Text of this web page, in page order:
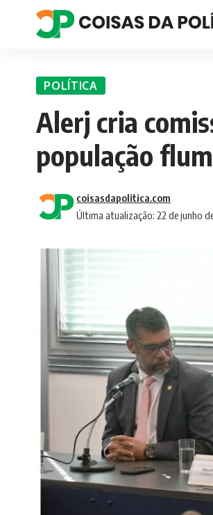
POLÍTICA
Alerj cria
população
Última atualização: 22 de junho
coisasdapolitica.com